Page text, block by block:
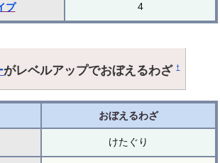
プ 4
がレベルアップでおぼえるわざ†
おぼえるわざ
けたぐり